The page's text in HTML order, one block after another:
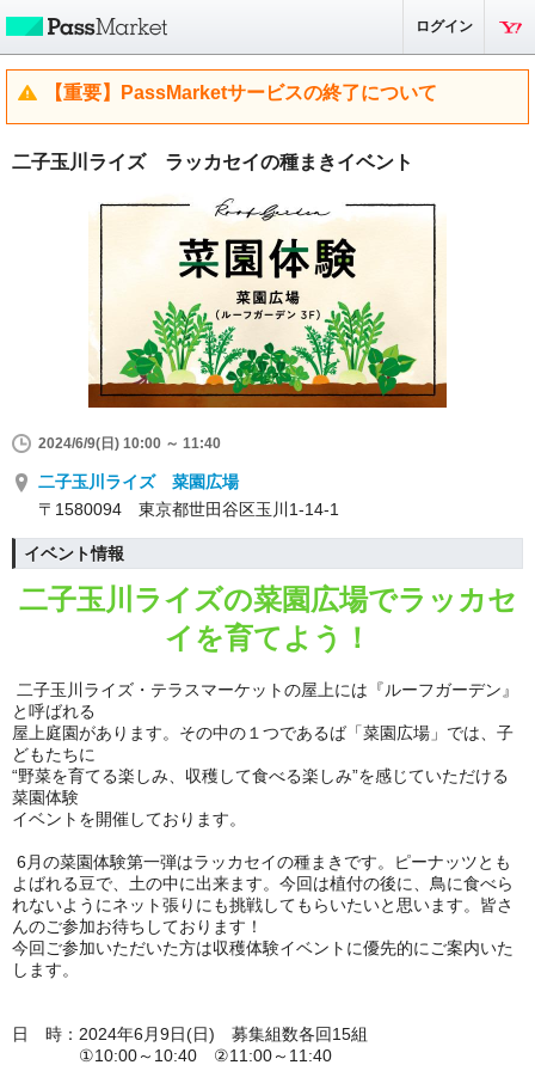
ログイン
【重要】PassMarketサービスの終了について
二子玉川ライズ ラッカセイの種まきイベント
2024/6/9(日) 10:00 ～ 11:40
二子玉川ライズ 菜園広場
〒1580094 東京都世田谷区玉川1-14-1
イベント情報
二子玉川ライズの菜園広場でラッカセ
イを育てよう！
二子玉川ライズ・テラスマーケットの屋上には『ルーフガーデン』
と呼ばれる
屋上庭園があります。 その中の１つであるば「菜園広場」では、子
どもたちに
“野菜を育てる楽しみ、収穫して食べる楽しみ”を感じていただける
菜園体験
イベントを開催しております。
6月の菜園体験第一弾はラッカセイの種まきです。ピーナッツとも
よばれる豆で、土の中に出来ます。 今回は植付の後に、鳥に食べら
れないようにネット張りにも挑戦してもらいたいと思います。 皆さ
んのご参加お待ちしております！
今回ご参加いただいた方は収穫体験イベントに優先的にご案内いた
します。
日 時： 2024年6月9日(日) 募集組数各回15組
①10:00～10:40 ②11:00～11:40